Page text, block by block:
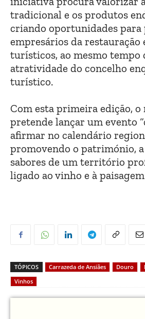
tradicional e os produtos
criando oportunidades para
empresários da restauração
turísticos, ao mesmo tempo
atratividade do concelho
turístico.
Com esta primeira edição,
pretende lançar um evento
afirmar no calendário
promovendo o património,
sabores de um território
ligado ao vinho e à
TÓPICOS Carrazeda de Ansiães Douro
Vinhos